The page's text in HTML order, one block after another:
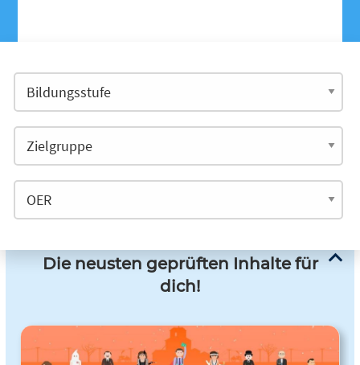
Die neusten geprüften Inhalte für
dich!